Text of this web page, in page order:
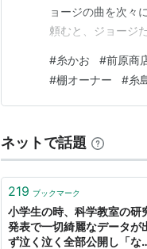
ョージの曲を次々
頼むと、ジョージ
スに流れ続けるの
よ！（とはいえ、
#糸かお #前原商
#棚オーナー #糸
ネットで話題
219 ブックマーク
小学生の時、科学教室の研
発表で一切綺麗なデータが
ず泣く泣く全部公開し「な